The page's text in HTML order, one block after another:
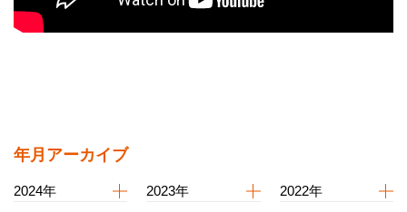
年月アーカイブ
2024年 2023年
2022年